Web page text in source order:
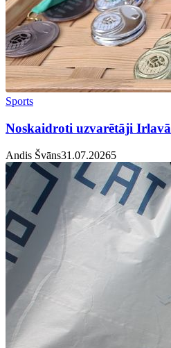
Sports
Noskaidroti uzvarētāji Irlavā
Andis Švāns31.07.20265